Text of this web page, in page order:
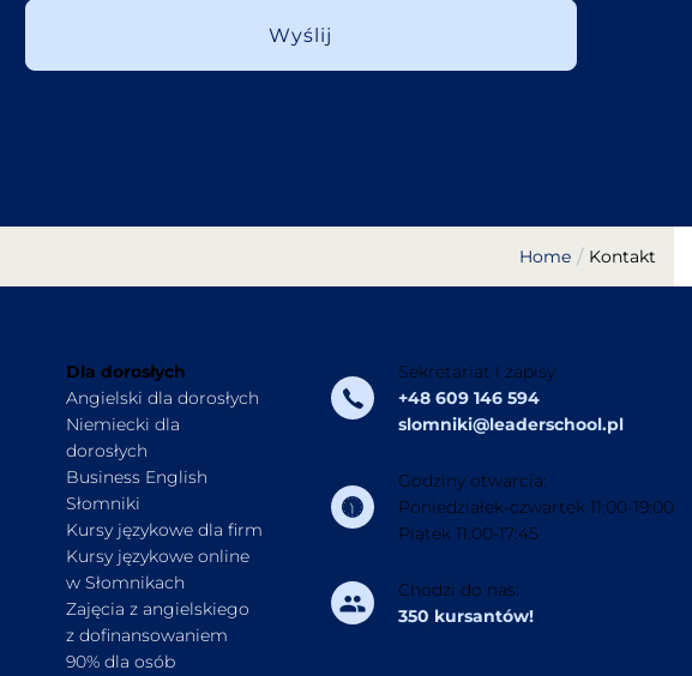
Home Kontakt
Dla dorosłych
Angielski dla dorosłych
Niemiecki dla
dorosłych
Business English
Słomniki
Kursy językowe dla firm
Kursy językowe online
w Słomnikach
Zajęcia z angielskiego
z dofinansowaniem
90% dla osób
Sekretariat i zapisy
+48 609 146 594
slomniki@leaderschool.pl
Godziny otwarcia:
Poniedziałek-czwartek 11:00-19:00
Piątek 11:00-17:45
Chodzi do nas:
350 kursantów!